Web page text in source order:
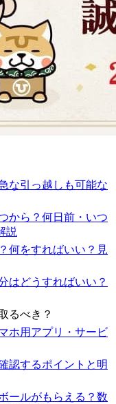
な引っ越しも可能な
から？何日前・いつ
説
何をすればいい？見
はどうすればいい？
るべき？
ホ用アプリ・サービ
認するポイントと明
ールがもらえる？数